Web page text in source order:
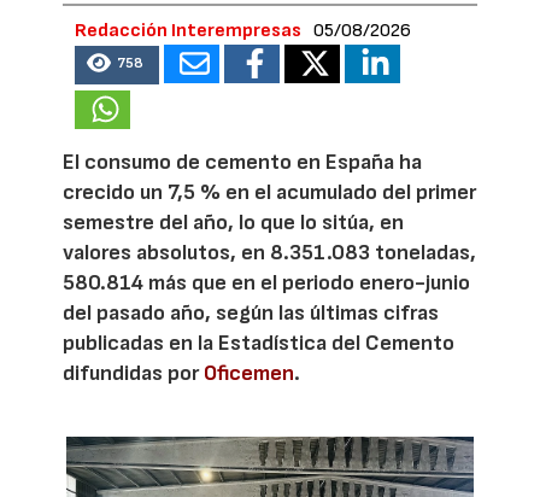
Redacción Interempresas 05/08/2026
758
El consumo de cemento en España ha
crecido un 7,5 % en el acumulado del primer
semestre del año, lo que lo sitúa, en
valores absolutos, en 8.351.083 toneladas,
580.814 más que en el periodo enero-junio
del pasado año, según las últimas cifras
publicadas en la Estadística del Cemento
difundidas porOficemen.